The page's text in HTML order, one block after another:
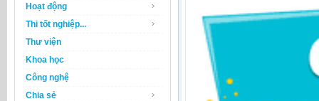
Hoạt động
Thi tốt nghiệp...
Thư viện
Khoa học
Công nghệ
Chia sẻ